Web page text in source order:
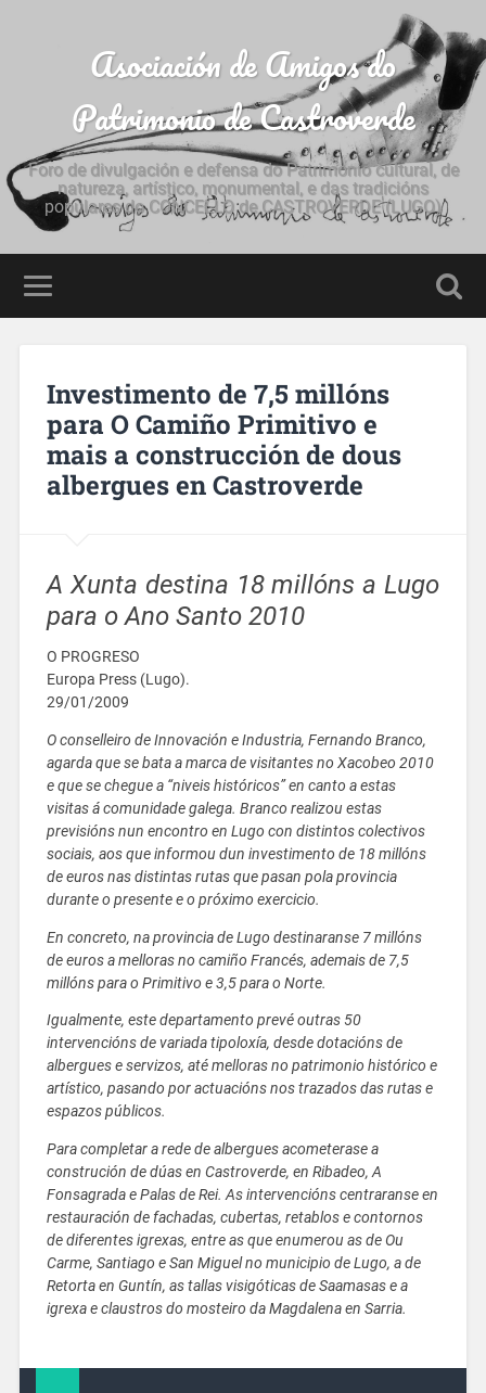
Asociación de Amigos do
Patrimonio de Castroverde
Foro de divulgación e defensa do Patrimonio cultural, de
natureza, artístico, monumental, e das tradicións
populares do CONCELLO de CASTROVERDE (LUGO)
Investimento de 7,5 millóns
para O Camiño Primitivo e
mais a construcción de dous
albergues en Castroverde
A Xunta destina 18 millóns a Lugo
para o Ano Santo 2010
O PROGRESO
Europa Press (Lugo).
29/01/2009
O conselleiro de Innovación e Industria, Fernando Branco,
agarda que se bata a marca de visitantes no Xacobeo 2010
e que se chegue a “niveis históricos” en canto a estas
visitas á comunidade galega. Branco realizou estas
previsións nun encontro en Lugo con distintos colectivos
sociais, aos que informou dun investimento de 18 millóns
de euros nas distintas rutas que pasan pola provincia
durante o presente e o próximo exercicio.
En concreto, na provincia de Lugo destinaranse 7 millóns
de euros a melloras no camiño Francés, ademais de 7,5
millóns para o Primitivo e 3,5 para o Norte.
Igualmente, este departamento prevé outras 50
intervencións de variada tipoloxía, desde dotacións de
albergues e servizos, até melloras no patrimonio histórico e
artístico, pasando por actuacións nos trazados das rutas e
espazos públicos.
Para completar a rede de albergues acometerase a
construción de dúas en Castroverde, en Ribadeo, A
Fonsagrada e Palas de Rei. As intervencións centraranse en
restauración de fachadas, cubertas, retablos e contornos
de diferentes igrexas, entre as que enumerou as de Ou
Carme, Santiago e San Miguel no municipio de Lugo, a de
Retorta en Guntín, as tallas visigóticas de Saamasas e a
igrexa e claustros do mosteiro da Magdalena en Sarria.